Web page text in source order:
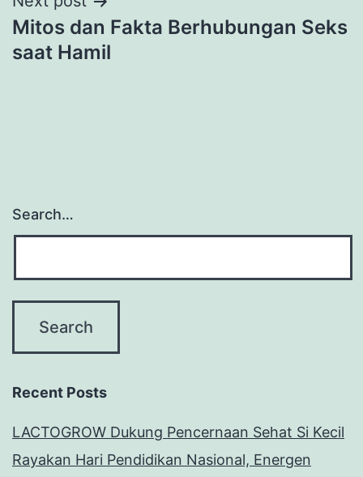
Mitos dan Fakta Berhubungan Seks
saat Hamil
Search…
Recent Posts
LACTOGROW Dukung Pencernaan Sehat Si Kecil
Rayakan Hari Pendidikan Nasional, Energen